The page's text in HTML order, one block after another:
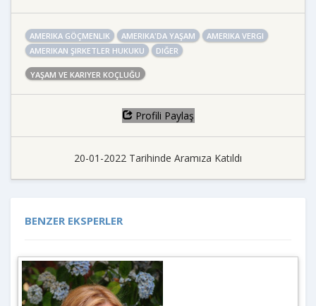
AMERIKA GÖÇMENLIK AMERIKA'DA YAŞAM
AMERIKA VERGI
AMERIKAN ŞIRKETLER HUKUKU
DIĞER
YAŞAM VE KARIYER KOÇLUĞU
Profili Paylaş
20-01-2022 Tarihinde Aramıza Katıldı
BENZER EKSPERLER